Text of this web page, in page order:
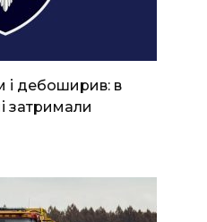
і дебоширив: в
затримали